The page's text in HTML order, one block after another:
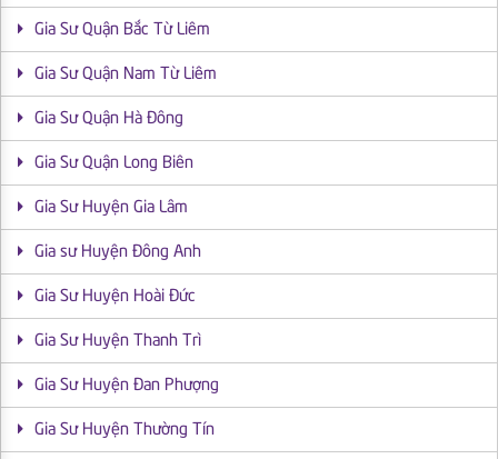
Gia Sư Quận Bắc Từ Liêm
Gia Sư Quận Nam Từ Liêm
Gia Sư Quận Hà Đông
Gia Sư Quận Long Biên
Gia Sư Huyện Gia Lâm
Gia sư Huyện Đông Anh
Gia Sư Huyện Hoài Đức
Gia Sư Huyện Thanh Trì
Gia Sư Huyện Đan Phượng
Gia Sư Huyện Thường Tín